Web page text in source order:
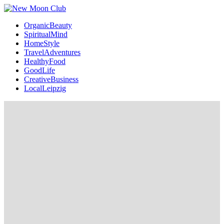
OrganicBeauty
SpiritualMind
HomeStyle
TravelAdventures
HealthyFood
GoodLife
CreativeBusiness
LocalLeipzig